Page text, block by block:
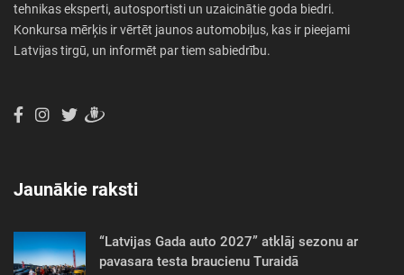
tehnikas eksperti, autosportisti un uzaicinātie goda biedri.
Konkursa mērķis ir vērtēt jaunos automobiļus, kas ir pieejami
Latvijas tirgū, un informēt par tiem sabiedrību.
Jaunākie raksti
“Latvijas Gada auto 2027” atklāj sezonu ar
pavasara testa braucienu Turaidā